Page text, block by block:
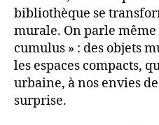
bibliothèque se
murale. On parle même
cumulus » : des objets
les espaces compacts,
urbaine, à nos envies
surprise.